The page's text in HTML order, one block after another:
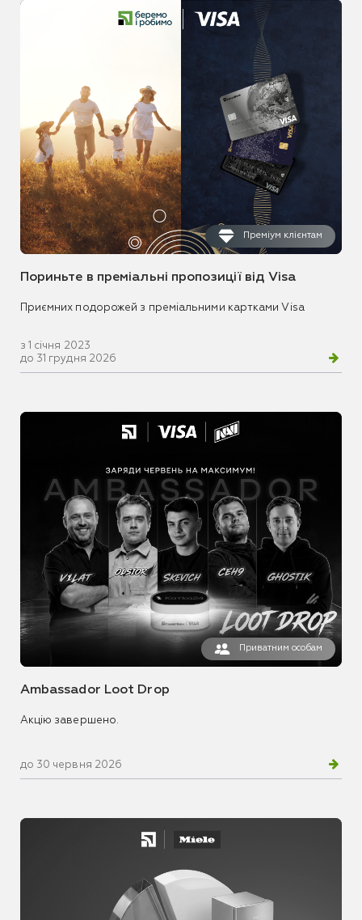
Преміум клієнтам
Пориньте в преміальні пропозиції від Visa
Приємних подорожей з преміальними картками Visa
з 1 січня 2023
до 31 грудня 2026
Приватним особам
Ambassador Loot Drop
Акцію завершено.
до 30 червня 2026